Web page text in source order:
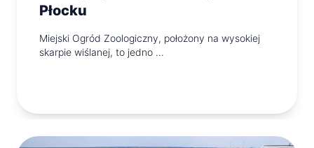
Płocku
Miejski Ogród Zoologiczny, położony na wysokiej
skarpie wiślanej, to jedno …